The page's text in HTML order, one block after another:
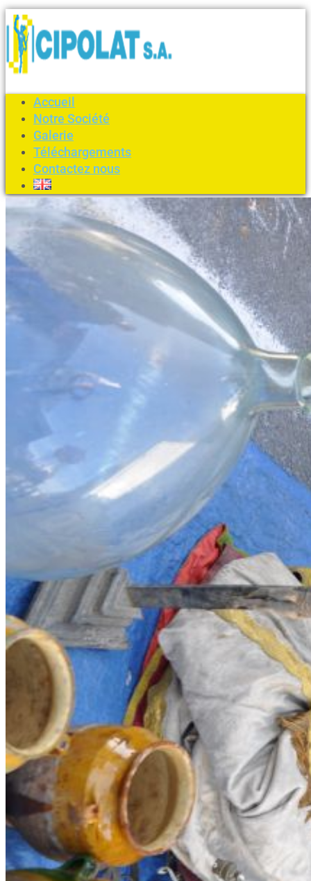
Accueil
Notre Société
Galerie
Téléchargements
Contactez nous